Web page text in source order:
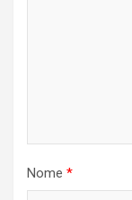
Nome *